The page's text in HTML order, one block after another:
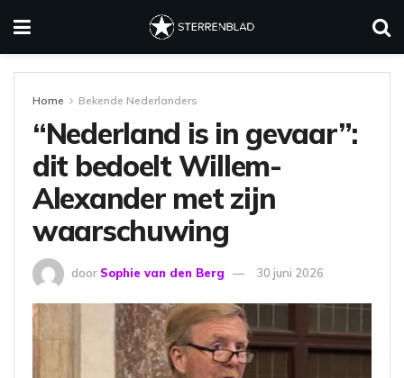
Home Bekende Nederlanders
“Nederland is in gevaar”:
dit bedoelt Willem-
Alexander met zijn
waarschuwing
door Sophie van den Berg 30 juni 2026